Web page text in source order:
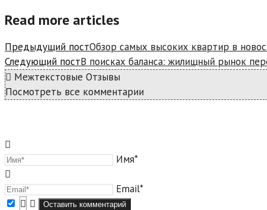
Read more articles
Предыдущий постОбзор самых высоких квартир в
Следующий постВ поисках баланса: жилищный рынок
Межтекстовые Отзывы
Посмотреть все комментарии
Имя*
Email*